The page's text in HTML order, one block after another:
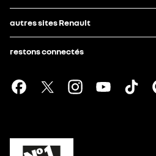
autres sites Renault
restons connectés